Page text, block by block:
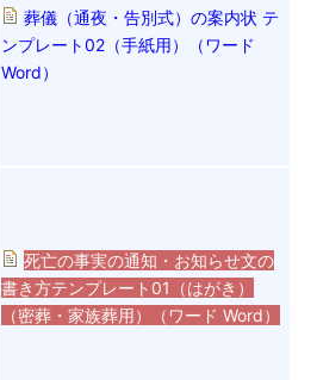
葬儀（通夜・告別式）の案内状 テ
ンプレート02（手紙用）（ワード
Word）
死亡の事実の通知・お知らせ文の
書き方テンプレート01（はがき）
（密葬・家族葬用）（ワード Word）